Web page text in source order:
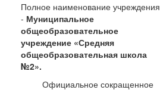
Полное наименование учреждения
- Муниципальное
общеобразовательное
учреждение «Средняя
общеобразовательная школа
№2».
Официальное сокращенное